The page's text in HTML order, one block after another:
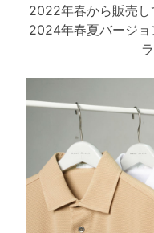
2022年春から販売し
2024年春夏バージョ